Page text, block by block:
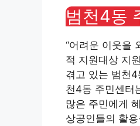
범천4동
“어려운 이웃을
적 지원대상 지
겪고 있는 범천
천4동 주민센터
많은 주민에게
상공인들의 활